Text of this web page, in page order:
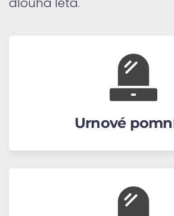
Urnové